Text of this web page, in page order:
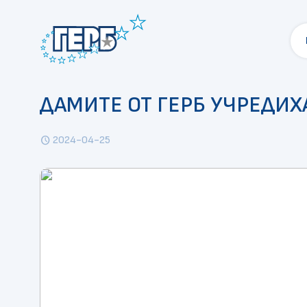
ДАМИТЕ ОТ ГЕРБ
schedule 2024-04-25